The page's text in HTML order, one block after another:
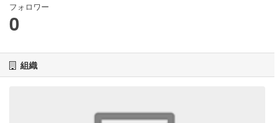
フォロワー
0
組織